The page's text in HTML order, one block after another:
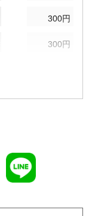
300円
300円